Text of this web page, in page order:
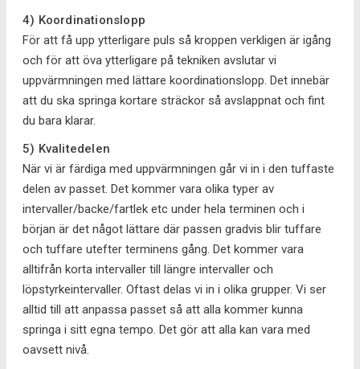
4) Koordinationslopp
För att få upp ytterligare puls så kroppen verkligen är igång
och för att öva ytterligare på tekniken avslutar vi
uppvärmningen med lättare koordinationslopp. Det innebär
att du ska springa kortare sträckor så avslappnat och fint
du bara klarar.
5) Kvalitedelen
När vi är färdiga med uppvärmningen går vi in i den tuffaste
delen av passet. Det kommer vara olika typer av
intervaller/backe/fartlek etc under hela terminen och i
början är det något lättare där passen gradvis blir tuffare
och tuffare utefter terminens gång. Det kommer vara
alltifrån korta intervaller till längre intervaller och
löpstyrkeintervaller. Oftast delas vi in i olika grupper. Vi ser
alltid till att anpassa passet så att alla kommer kunna
springa i sitt egna tempo. Det gör att alla kan vara med
oavsett nivå.